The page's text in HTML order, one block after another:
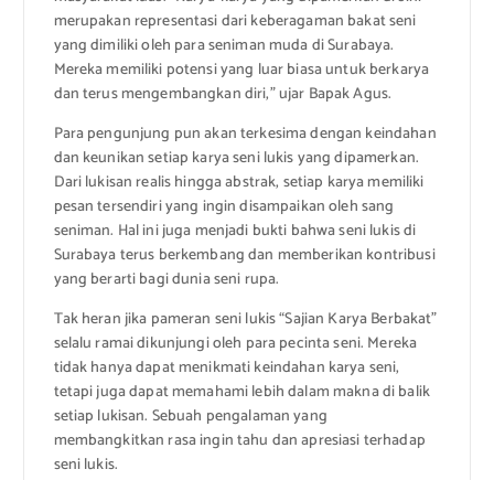
merupakan representasi dari keberagaman bakat seni
yang dimiliki oleh para seniman muda di Surabaya.
Mereka memiliki potensi yang luar biasa untuk berkarya
dan terus mengembangkan diri,” ujar Bapak Agus.
Para pengunjung pun akan terkesima dengan keindahan
dan keunikan setiap karya seni lukis yang dipamerkan.
Dari lukisan realis hingga abstrak, setiap karya memiliki
pesan tersendiri yang ingin disampaikan oleh sang
seniman. Hal ini juga menjadi bukti bahwa seni lukis di
Surabaya terus berkembang dan memberikan kontribusi
yang berarti bagi dunia seni rupa.
Tak heran jika pameran seni lukis “Sajian Karya Berbakat”
selalu ramai dikunjungi oleh para pecinta seni. Mereka
tidak hanya dapat menikmati keindahan karya seni,
tetapi juga dapat memahami lebih dalam makna di balik
setiap lukisan. Sebuah pengalaman yang
membangkitkan rasa ingin tahu dan apresiasi terhadap
seni lukis.